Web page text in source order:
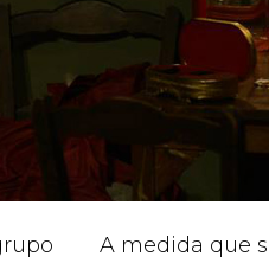
A medida que